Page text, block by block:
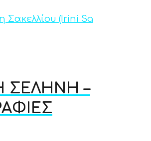
Σακελλίου (Irini Sa
ΣΕΛΗΝΗ –